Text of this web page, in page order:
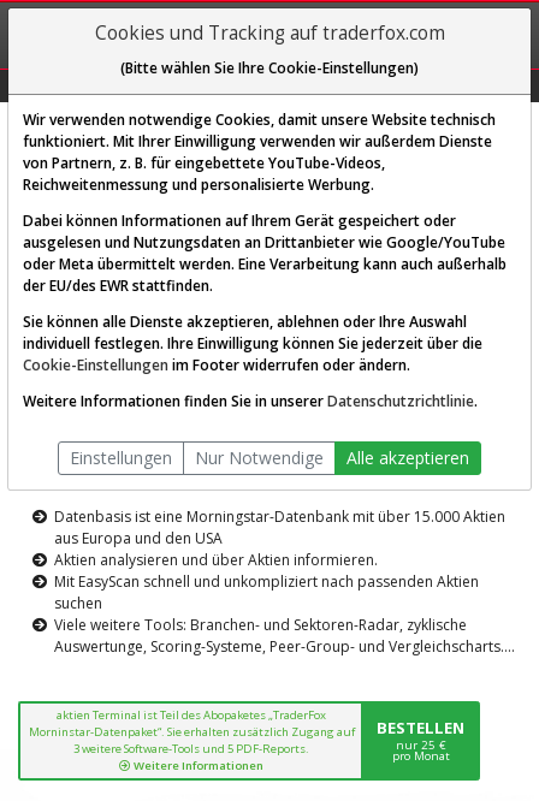
REGIS-
TRIEREN
Diese Funktion ist nur für
AKTIEN-TERMINAL
Die Aktienanalyse-Plattform von
TraderFox
Datenbasis ist eine Morningstar-Datenbank mit über 15.000 Aktien
aus Europa und den USA
Aktien analysieren und über Aktien informieren.
Mit EasyScan schnell und unkompliziert nach passenden Aktien
suchen
Viele weitere Tools: Branchen- und Sektoren-Radar, zyklische
Auswertunge, Scoring-Systeme, Peer-Group- und Vergleichscharts....
aktien Terminal ist Teil des Abopaketes „TraderFox
Morninstar-Datenpaket“. Sie erhalten zusätzlich Zugang auf
3 weitere Software-Tools und 5 PDF-Reports.
Weitere Informationen
BESTELLEN
nur 25 €
pro Monat
Cookies und Tracking auf traderfox.com
(Bitte wählen Sie Ihre Cookie-Einstellungen)
Wir verwenden notwendige Cookies, damit unsere Website technisch
funktioniert. Mit Ihrer Einwilligung verwenden wir außerdem Dienste
von Partnern, z. B. für eingebettete YouTube-Videos,
Reichweitenmessung und personalisierte Werbung.
Dabei können Informationen auf Ihrem Gerät gespeichert oder
ausgelesen und Nutzungsdaten an Drittanbieter wie Google/YouTube
oder Meta übermittelt werden. Eine Verarbeitung kann auch außerhalb
der EU/des EWR stattfinden.
Sie können alle Dienste akzeptieren, ablehnen oder Ihre Auswahl
individuell festlegen. Ihre Einwilligung können Sie jederzeit über die
Cookie-Einstellungen im Footer widerrufen oder ändern.
Weitere Informationen finden Sie in unsererDatenschutzrichtlinie.
Einstellungen Nur Notwendige Alle akzeptieren